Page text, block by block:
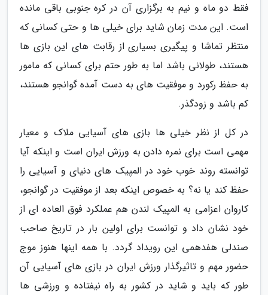
فقط دو ماه و نیم به برگزاری آن در کره جنوبی باقی مانده
است. این مدت زمان شاید برای خیلی ها و حتی کسانی که
منتظر تماشا و پیگیری بسیاری از رقابت های این بازی ها
هستند، طولانی باشد اما به طور حتم برای کسانی که مامور
به حفظ رکورد و موفقیت های به دست آمده گوانجو هستند،
کم باشد و زودگذر.
در کل از نظر خیلی ها بازی های آسیایی ملاک و معیار
مهمی است برای نمره دادن به ورزش ایران است و اینکه آیا
توانسته روند خوب خود در المپیک های دنیای و آسیایی را
حفظ کند یا نه؟ به خصوص اینکه بعد از موفقیت در گوانجو،
کاروان اعزامی به المپیک لندن هم عملکرد فوق العاده ای از
خود نشان داد و توانست برای اولین بار در تاریخ صاحب
صندلی هفدهمی این رویداد گردد. با همه اینها هنوز موج
حضور مهم و تاثیرگذار ورزش ایران در بازی های آسیایی آن
طور که باید و شاید در کشور به راه نیفتاده و ورزشی ها